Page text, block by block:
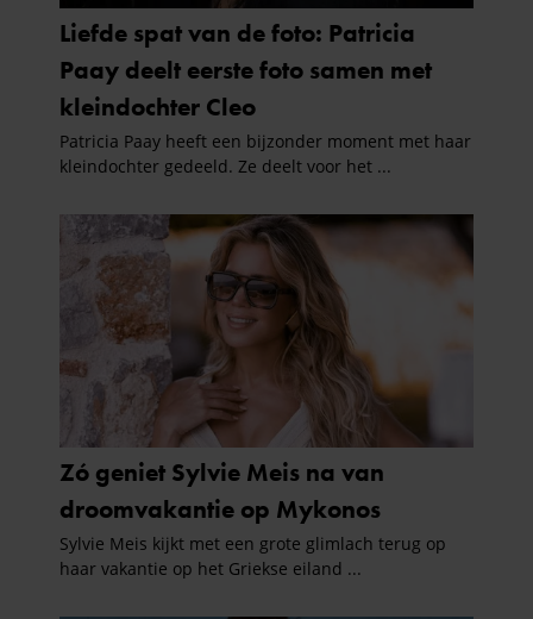
verzameld op basis van uw gebruik van hun services. U
gebruiken.